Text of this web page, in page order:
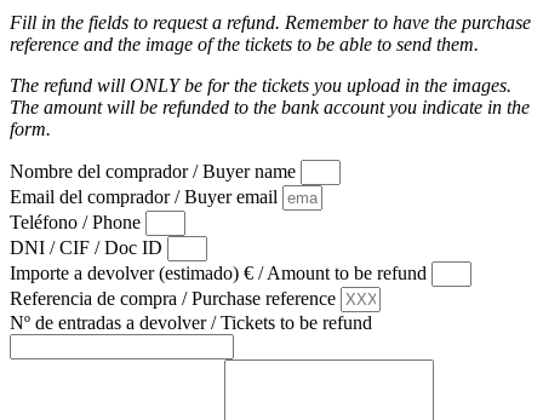
Fill in the fields to request a refund. Remember to have the purchase
reference and the image of the tickets to be able to send them.
The refund will ONLY be for the tickets you upload in the images.
The amount will be refunded to the bank account you indicate in the
form.
Nombre del comprador / Buyer name
Email del comprador / Buyer email
Teléfono / Phone
DNI / CIF / Doc ID
Importe a devolver (estimado) € / Amount to be refund
Referencia de compra / Purchase reference
Nº de entradas a devolver / Tickets to be refund